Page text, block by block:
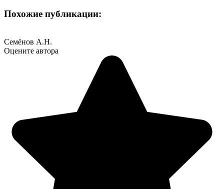
Похожие публикации:
Семёнов А.Н.
Оцените автора